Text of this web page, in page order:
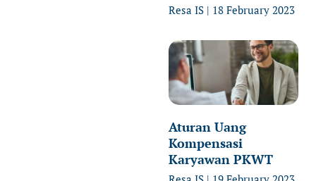
Resa IS 18 February 2023
Aturan Uang
Kompensasi
Karyawan PKWT